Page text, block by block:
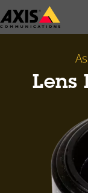
Passer
au
Lens